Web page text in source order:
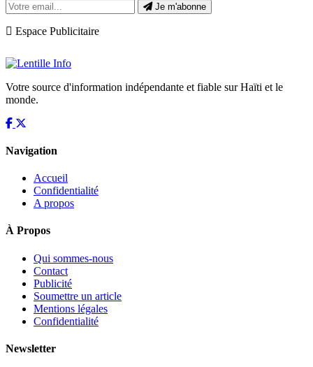
Je m'abonne
Espace Publicitaire
Votre source d'information indépendante et fiable sur Haïti et le
monde.
Navigation
Accueil
Confidentialité
A propos
À Propos
Qui sommes-nous
Contact
Publicité
Soumettre un article
Mentions légales
Confidentialité
Newsletter